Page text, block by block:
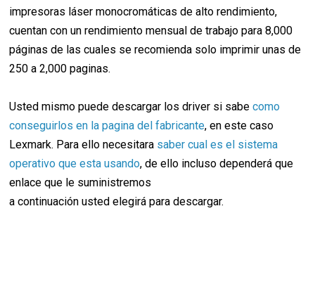
impresoras láser monocromáticas de alto rendimiento,
cuentan con un rendimiento mensual de trabajo para 8,000
páginas de las cuales se recomienda solo imprimir unas de
250 a 2,000 paginas.
Usted mismo puede descargar los driver si sabecomo
conseguirlos en la pagina del fabricante, en este caso
Lexmark. Para ello necesitara saber cual es el sistema
operativo que esta usando, de ello incluso dependerá que
enlace que le suministremos
a continuación usted elegirá para descargar.